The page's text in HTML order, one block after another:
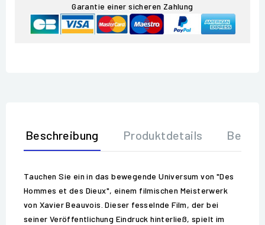
Garantie einer sicheren Zahlung
Beschreibung Produktdetails
Tauchen Sie ein in das bewegende Universum von "Des
Hommes et des Dieux", einem filmischen Meisterwerk
von Xavier Beauvois. Dieser fesselnde Film, der bei
seiner Veröffentlichung Eindruck hinterließ, spielt im